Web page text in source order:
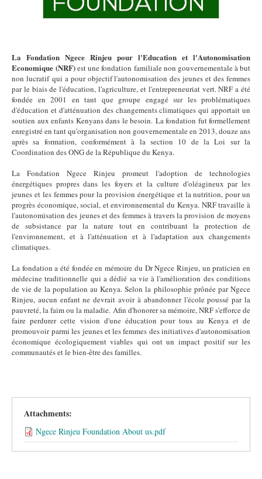
La Fondation Ngece Rinjeu pour l'Education et l'Autonomisation
Economique (NRF)est une fondation familiale non gouvernementale à but
non lucratif qui a pour objectif l'autonomisation des jeunes et des femmes
par le biais de l'éducation, l'agriculture, et l'entrepreneuriat vert. NRF a été
fondée en 2001 en tant que groupe engagé sur les problématiques
d'éducation et d'atténuation des changements climatiques qui apportait un
soutien aux enfants Kenyans dans le besoin. La fondation fut formellement
enregistré en tant qu'organisation non gouvernementale en 2013, douze ans
après sa formation, conformément à la section 10 de la Loi sur la
Coordination des ONG de la République du Kenya.
La Fondation Ngece Rinjeu promeut l'adoption de technologies
énergétiques propres dans les foyers et la culture d'oléagineux par les
jeunes et les femmes pour la provision énergétique et la nutrition, pour un
progrès économique, social, et environnemental du Kenya. NRF travaille à
l'autonomisation des jeunes et des femmes à travers la provision de moyens
de subsistance par la nature tout en contribuant la protection de
l'environnement, et à l'atténuation et à l'adaptation aux changements
climatiques.
La fondation a été fondée en mémoire du Dr Ngece Rinjeu, un praticien en
médecine traditionnelle qui a dédié sa vie à l'amélioration des conditions
de vie de la population au Kenya. Selon la philosophie prônée par Ngece
Rinjeu, aucun enfant ne devrait avoir à abandonner l'école poussé par la
pauvreté, la faim ou la maladie. Afin d'honorer sa mémoire, NRF s'efforce de
faire perdurer cette vision d'une éducation pour tous au Kenya et de
promouvoir parmi les jeunes et les femmes des initiatives d'autonomisation
économique écologiquement viables qui ont un impact positif sur les
communautés et le bien-être des familles.
Attachments:
Ngece Rinjeu Foundation About us.pdf